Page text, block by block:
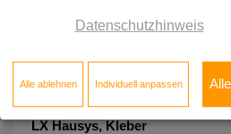
LX Hausys, Kleber
Datenschutzhinweis
Alle ablehnen Individuell anpassen